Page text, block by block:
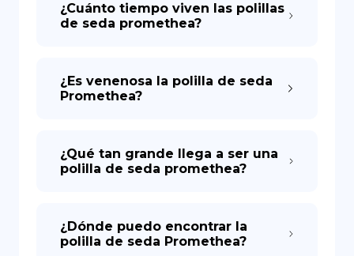
¿Cuánto tiempo viven las polillas
de seda promethea?
¿Es venenosa la polilla de seda
Promethea?
¿Qué tan grande llega a ser una
polilla de seda promethea?
¿Dónde puedo encontrar la
polilla de seda Promethea?